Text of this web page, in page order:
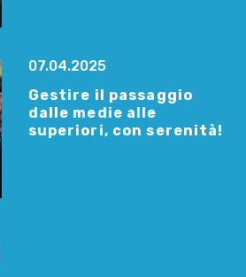
07.04.2025
Gestire il passaggio
dalle medie alle
superiori, con serenità!